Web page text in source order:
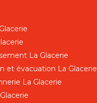
La Glacerie
et évacuation La Glacerie
La Glacerie